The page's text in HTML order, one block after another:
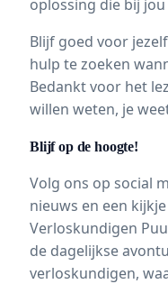
oplossing die bij jou
Blijf goed voor
hulp te zoeken
Bedankt voor het
willen weten, je
Blijf op de hoogte!
Volg ons op social
nieuws en een
Verloskundigen
de dagelijkse
verloskundigen,